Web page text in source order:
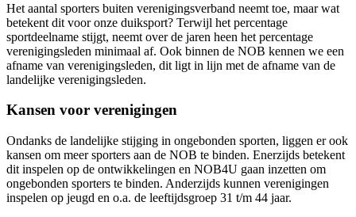
Het aantal sporters buiten verenigingsverband neemt toe, maar wat
betekent dit voor onze duiksport? Terwijl het percentage
sportdeelname stijgt, neemt over de jaren heen het percentage
verenigingsleden minimaal af. Ook binnen de NOB kennen we een
afname van verenigingsleden, dit ligt in lijn met de afname van de
landelijke verenigingsleden.
Kansen voor verenigingen
Ondanks de landelijke stijging in ongebonden sporten, liggen er ook
kansen om meer sporters aan de NOB te binden. Enerzijds betekent
dit inspelen op de ontwikkelingen en NOB4U gaan inzetten om
ongebonden sporters te binden. Anderzijds kunnen verenigingen
inspelen op jeugd en o.a. de leeftijdsgroep 31 t/m 44 jaar.